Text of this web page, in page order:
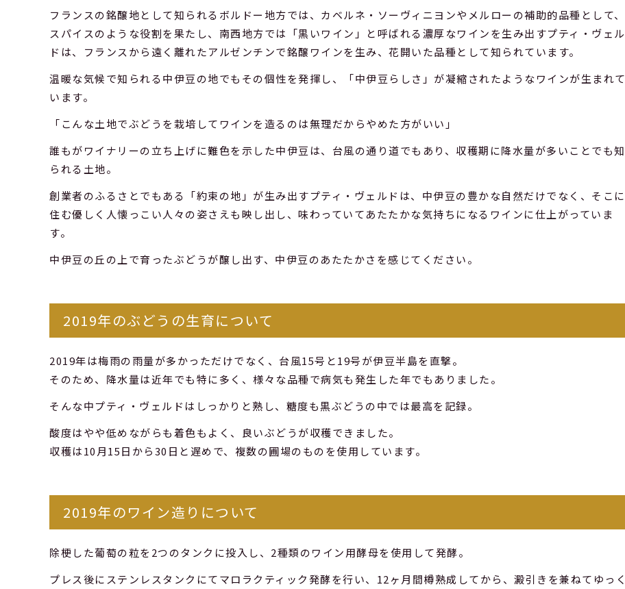
フランスの銘醸地として知られるボルドー地方では、カベルネ・ソーヴィニヨンやメルローの補助的品種として、
スパイスのような役割を果たし、南西地方では「黒いワイン」と呼ばれる濃厚なワインを生み出すプティ・ヴェル
ドは、フランスから遠く離れたアルゼンチンで銘醸ワインを生み、花開いた品種として知られています。
温暖な気候で知られる中伊豆の地でもその個性を発揮し、「中伊豆らしさ」が凝縮されたようなワインが生まれて
います。
「こんな土地でぶどうを栽培してワインを造るのは無理だからやめた方がいい」
誰もがワイナリーの立ち上げに難色を示した中伊豆は、台風の通り道でもあり、収穫期に降水量が多いことでも知
られる土地。
創業者のふるさとでもある「約束の地」が生み出すプティ・ヴェルドは、中伊豆の豊かな自然だけでなく、そこに
住む優しく人懐っこい人々の姿さえも映し出し、味わっていてあたたかな気持ちになるワインに仕上がっていま
す。
中伊豆の丘の上で育ったぶどうが醸し出す、中伊豆のあたたかさを感じてください。
2019年のぶどうの生育について
2019年は梅雨の雨量が多かっただけでなく、台風15号と19号が伊豆半島を直撃。
そのため、降水量は近年でも特に多く、様々な品種で病気も発生した年でもありました。
そんな中プティ・ヴェルドはしっかりと熟し、糖度も黒ぶどうの中では最高を記録。
酸度はやや低めながらも着色もよく、良いぶどうが収穫できました。
収穫は10月15日から30日と遅めで、複数の圃場のものを使用しています。
2019年のワイン造りについて
除梗した葡萄の粒を2つのタンクに投入し、2種類のワイン用酵母を使用して発酵。
プレス後にステンレスタンクにてマロラクティック発酵を行い、12ヶ月間樽熟成してから、澱引きを兼ねてゆっく